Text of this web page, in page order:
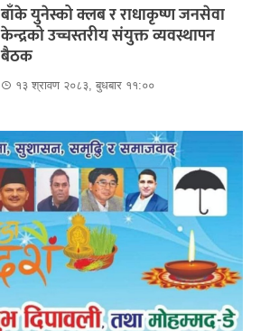
बाँके युनेस्को क्लब र राधाकृष्ण जनसेवा
केन्द्रको उच्चस्तरीय संयुक्त व्यवस्थापन
बैठक
१३ श्रावण २०८३, बुधबार ११:००